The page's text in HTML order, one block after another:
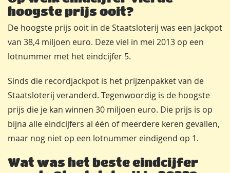
hoogste prijs ooit?
De hoogste prijs ooit in de Staatsloterij was een jackpot
van 38,4 miljoen euro. Deze viel in mei 2013 op een
lotnummer met het eindcijfer 5.
Sinds die recordjackpot is het prijzenpakket van de
Staatsloterij veranderd. Tegenwoordig is de hoogste
prijs die je kan winnen 30 miljoen euro. Die prijs is op
bijna alle eindcijfers al één of meerdere keren gevallen,
maar nog niet op een lotnummer eindigend op 1.
Wat was het beste eindcijfer